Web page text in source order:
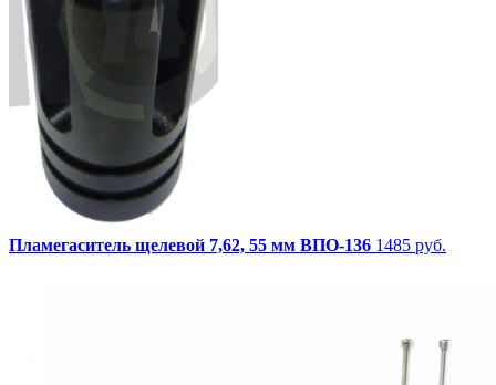
Пламегаситель щелевой 7,62, 55 мм ВПО-136 1485 руб.